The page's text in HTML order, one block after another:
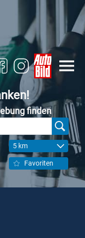
finden
5 km
Favoriten